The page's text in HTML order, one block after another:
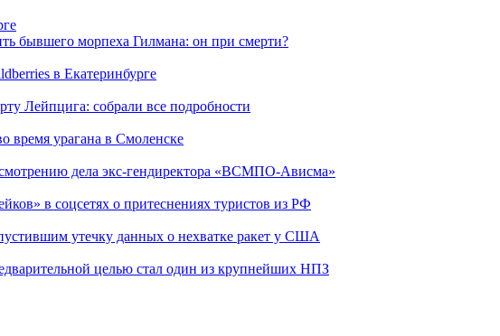
бывшего морпеха Гилмана: он при смерти?
в Екатеринбурге
Лейпцига: собрали все подробности
время урагана в Смоленске
дела экс-гендиректора «ВСМПО-Ависма»
в соцсетях о притеснениях туристов из РФ
утечку данных о нехватке ракет у США
целью стал один из крупнейших НПЗ